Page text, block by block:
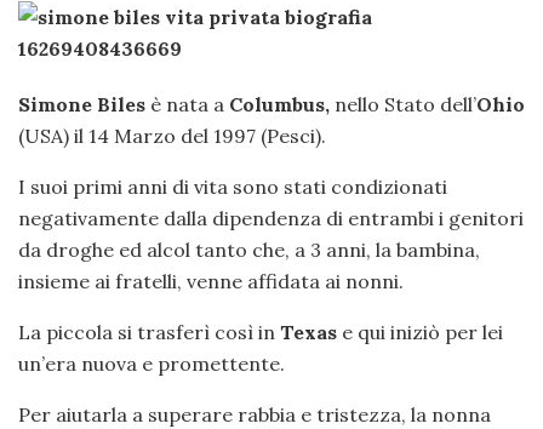
Simone Biles è nata a Columbus, nello Stato dell’Ohio
(USA) il 14 Marzo del 1997 (Pesci).
I suoi primi anni di vita sono stati condizionati
negativamente dalla dipendenza di entrambi i genitori
da droghe ed alcol tanto che, a 3 anni, la bambina,
insieme ai fratelli, venne affidata ai nonni.
La piccola si trasferì così in Texas e qui iniziò per lei
un’era nuova e promettente.
Per aiutarla a superare rabbia e tristezza, la nonna